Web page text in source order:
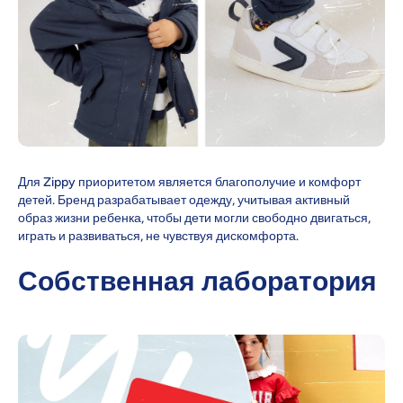
Для Zippy приоритетом является благополучие и комфорт
детей. Бренд разрабатывает одежду, учитывая активный
образ жизни ребенка, чтобы дети могли свободно двигаться,
играть и развиваться, не чувствуя дискомфорта.
Собственная лаборатория